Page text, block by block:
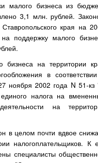
малого бизнеса из
3,1 млн. рублей.
края на
поддержку малого
бизнеса на территории
в
ноября 2002 года N 51-
налога на
на
в целом почти вдвое
налогоплательщиков. К
специалисты